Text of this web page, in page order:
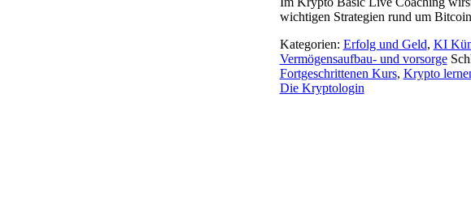
wichtigen Strategien rund um
Kategorien: Erfolg und Geld, KI
Vermögensaufbau- und vorsorge
Fortgeschrittenen Kurs, Krypto
Die Kryptologin